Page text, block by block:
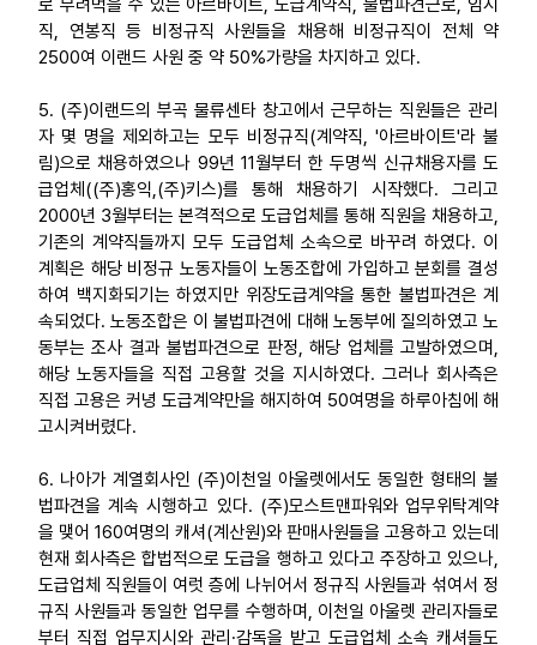
로 부려먹을 수 있는 아르바이트, 도급계약직, 불법파견근로, 임시
직, 연봉직 등 비정규직 사원들을 채용해 비정규직이 전체 약
2500여 이랜드 사원 중 약 50%가량을 차지하고 있다.
5. (주)이랜드의 부곡 물류센타 창고에서 근무하는 직원들은 관리
자 몇 명을 제외하고는 모두 비정규직(계약직, '아르바이트'라 불
림)으로 채용하였으나 99년 11월부터 한 두명씩 신규채용자를 도
급업체((주)홍익,(주)키스)를 통해 채용하기 시작했다. 그리고
2000년 3월부터는 본격적으로 도급업체를 통해 직원을 채용하고,
기존의 계약직들까지 모두 도급업체 소속으로 바꾸려 하였다. 이
계획은 해당 비정규 노동자들이 노동조합에 가입하고 분회를 결성
하여 백지화되기는 하였지만 위장도급계약을 통한 불법파견은 계
속되었다. 노동조합은 이 불법파견에 대해 노동부에 질의하였고 노
동부는 조사 결과 불법파견으로 판정, 해당 업체를 고발하였으며,
해당 노동자들을 직접 고용할 것을 지시하였다. 그러나 회사측은
직접 고용은 커녕 도급계약만을 해지하여 50여명을 하루아침에 해
고시켜버렸다.
6. 나아가 계열회사인 (주)이천일 아울렛에서도 동일한 형태의 불
법파견을 계속 시행하고 있다. (주)모스트맨파워와 업무위탁계약
을 맺어 160여명의 캐셔(계산원)와 판매사원들을 고용하고 있는데
현재 회사측은 합법적으로 도급을 행하고 있다고 주장하고 있으나,
도급업체 직원들이 여럿 층에 나뉘어서 정규직 사원들과 섞여서 정
규직 사원들과 동일한 업무를 수행하며, 이천일 아울렛 관리자들로
부터 직접 업무지시와 관리·감독을 받고 도급업체 소속 캐셔들도